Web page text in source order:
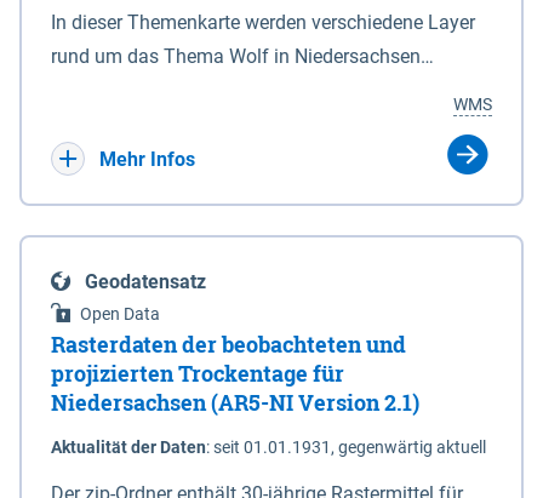
Schutz eines Gebietes vor erhöhten Tiden, vor allem
vor Sturmfluten, zu dienen bestimmt sind (§2 Abs.3
Eigenschaft eines Sperrwerkes durch Widmung, die
die Deichbehörde durch Verordnung ausspricht.
In dieser Themenkarte werden verschiedene Layer
rund um das Thema Wolf in Niedersachsen
sowie Status der bestehenden Wolfsterritorien im
laufenden Monitoringjahr.
WMS
Mehr Infos
Geodatensatz
Open Data
Rasterdaten der beobachteten und
projizierten Trockentage für
Niedersachsen (AR5-NI Version 2.1)
Aktualität der Daten:seit 01.01.1931, gegenwärtig aktuell